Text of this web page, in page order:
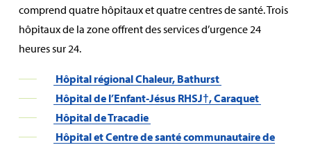
comprend quatre hôpitaux et quatre centres de santé. Trois
hôpitaux de la zone offrent des services d’urgence 24
heures sur 24.
Hôpital régional Chaleur, Bathurst
Hôpital de l’Enfant‑Jésus RHSJ†, Caraquet
Hôpital de Tracadie
Hôpital et Centre de santé communautaire de